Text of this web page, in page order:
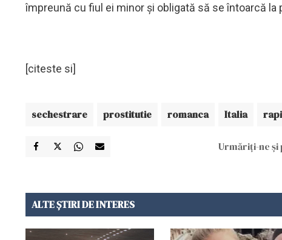
împreună cu fiul ei minor și obligată să se întoarcă la
[citeste si]
sechestrare prostitutie romanca Italia
Urmăriți-ne și
ALTE ȘTIRI DE INTERES